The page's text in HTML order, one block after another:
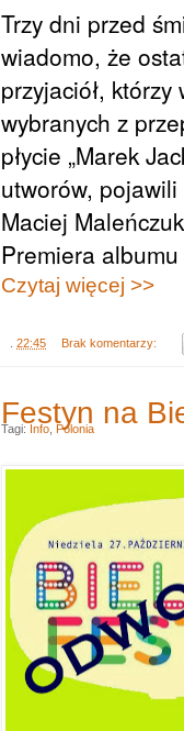
Trzy dni przed
wiadomo, że
przyjaciół,
wybranych z
płycie „Marek
utworów,
Maciej
Premiera
Czytaj więcej >>
22:45 Brak komentarzy:
Festyn na
Tagi: Info Polonia